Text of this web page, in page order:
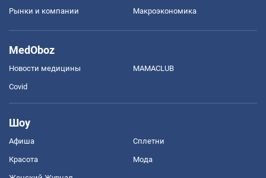
Рынки и компании Mакроэкономика
MedOboz
Новости медицины MAMACLUB
Covid
Шоу
Афиша Сплетни
Красота Мода